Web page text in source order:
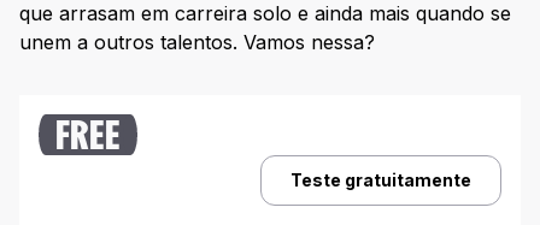
Pitty + Elza Soares – “Na Pele”
Miley Cyrus + Anitta – “Mother’s Daughter x Boys Don’t
Cry”
Madonna + Britney Spears – “Me Against The Music”
Shakira + Rihanna – “Can’t Remember to Forget You”
que arrasam em carreira solo e ainda mais quando se
unem a outros talentos. Vamos nessa?
FREE
Teste gratuitamente